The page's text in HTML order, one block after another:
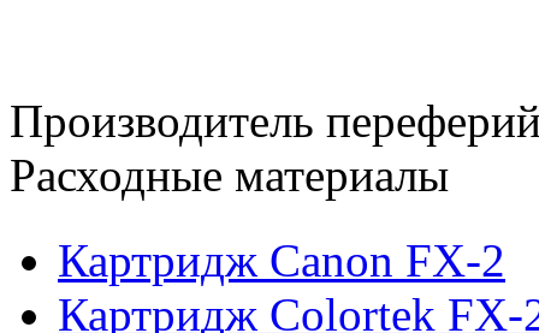
Производитель
Расходные материалы
Картридж Canon FX-2
Картридж Colortek FX-